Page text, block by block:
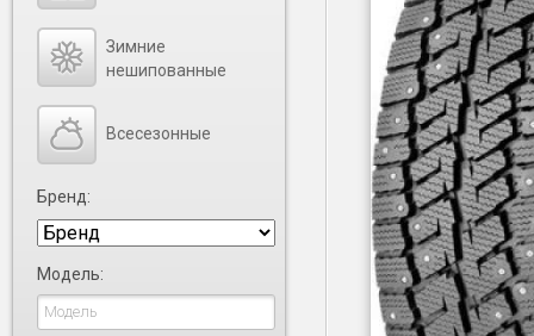
Зимние
нешипованные
Всесезонные
Бренд:
Модель: